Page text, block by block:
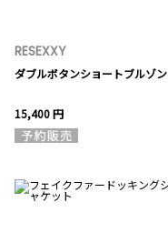
RESEXXY
ダブルボタンショートブルゾン
15,400 円